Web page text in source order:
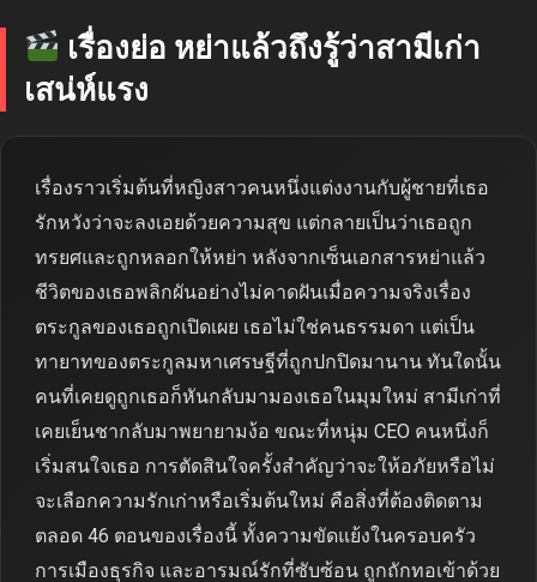
เรื่องย่อ หย่าแล้วถึงรู้ว่าสามีเก่า
เสน่ห์แรง
เรื่องราวเริ่มต้นที่หญิงสาวคนหนึ่งแต่งงานกับผู้ชายที่เธอ
รักหวังว่าจะลงเอยด้วยความสุข แต่กลายเป็นว่าเธอถูก
ทรยศและถูกหลอกให้หย่า หลังจากเซ็นเอกสารหย่าแล้ว
ชีวิตของเธอพลิกผันอย่างไม่คาดฝันเมื่อความจริงเรื่อง
ตระกูลของเธอถูกเปิดเผย เธอไม่ใช่คนธรรมดา แต่เป็น
ทายาทของตระกูลมหาเศรษฐีที่ถูกปกปิดมานาน ทันใดนั้น
คนที่เคยดูถูกเธอก็หันกลับมามองเธอในมุมใหม่ สามีเก่าที่
เคยเย็นชากลับมาพยายามง้อ ขณะที่หนุ่ม CEO คนหนึ่งก็
เริ่มสนใจเธอ การตัดสินใจครั้งสำคัญว่าจะให้อภัยหรือไม่
จะเลือกความรักเก่าหรือเริ่มต้นใหม่ คือสิ่งที่ต้องติดตาม
ตลอด 46 ตอนของเรื่องนี้ ทั้งความขัดแย้งในครอบครัว
การเมืองธุรกิจ และอารมณ์รักที่ซับซ้อน ถูกถักทอเข้าด้วย